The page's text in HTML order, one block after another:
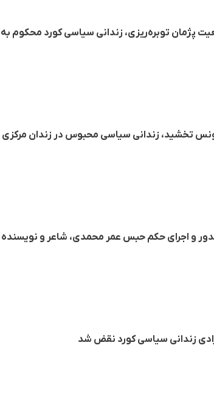
پژمان توبره‌ریزی، زندانی سیاسی کورد محکوم به
تخشید، زندانی سیاسی محبوس در زندان مرکزی
و اجرای حکم حبس عمر محمدی، شاعر و نویسنده
زندانی سیاسی کورد نقض شد